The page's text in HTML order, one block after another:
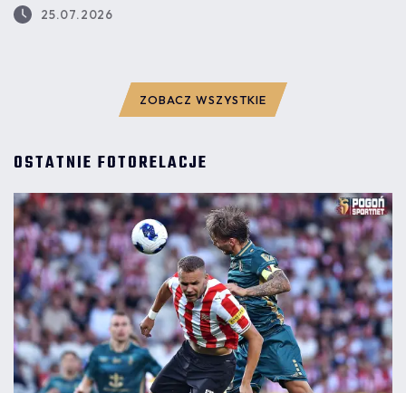
25.07.2026
ZOBACZ WSZYSTKIE
OSTATNIE FOTORELACJE